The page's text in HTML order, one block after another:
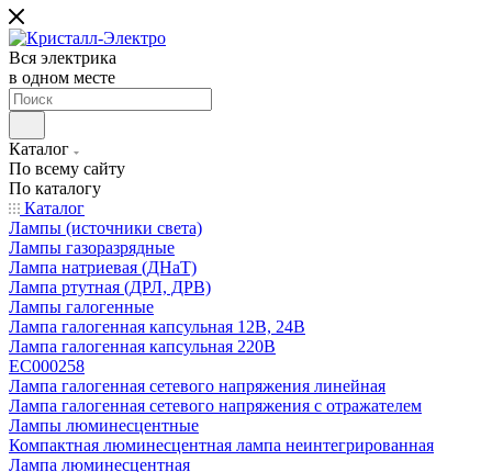
Вся электрика
в одном месте
Каталог
По всему сайту
По каталогу
Каталог
Лампы (источники света)
Лампы газоразрядные
Лампа натриевая (ДНаТ)
Лампа ртутная (ДРЛ, ДРВ)
Лампы галогенные
Лампа галогенная капсульная 12В, 24В
Лампа галогенная капсульная 220В
EC000258
Лампа галогенная сетевого напряжения линейная
Лампа галогенная сетевого напряжения с отражателем
Лампы люминесцентные
Компактная люминесцентная лампа неинтегрированная
Лампа люминесцентная